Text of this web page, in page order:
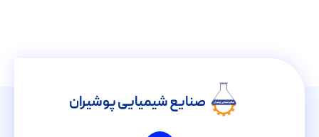
صنایع شیمیایی پوشیران